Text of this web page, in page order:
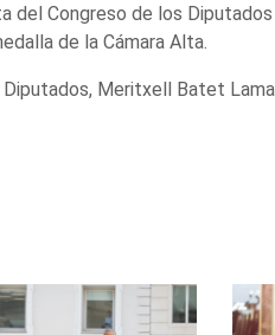
del Congreso de los
de la Cámara Alta.
Meritxell Batet